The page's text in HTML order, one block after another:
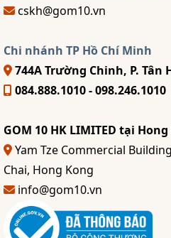
cskh@gom10.vn
Chi nhánh TP Hồ Chí Minh
744A Trường Chinh, P. Tân
084.888.1010 - 098.246.1010
GOM 10 HK LIMITED tại
Yam Tze Commercial
Chai, Hong Kong
info@gom10.vn